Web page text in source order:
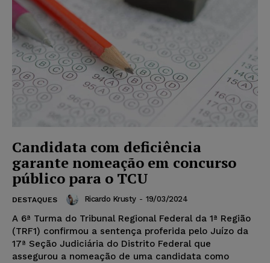
Candidata com deficiência
garante nomeação em concurso
público para o TCU
DESTAQUES Ricardo Krusty - 19/03/2024
A 6ª Turma do Tribunal Regional Federal da 1ª Região
(TRF1) confirmou a sentença proferida pelo Juízo da
17ª Seção Judiciária do Distrito Federal que
assegurou a nomeação de uma candidata como